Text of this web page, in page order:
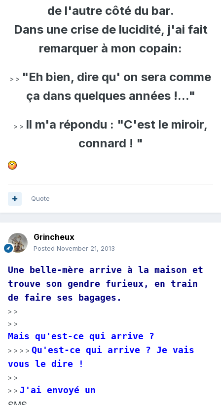
de l'autre côté du bar.
Dans une crise de lucidité, j'ai fait
remarquer à mon copain:
> > "Eh bien, dire qu' on sera comme
ça dans quelques années !..."
> > Il m'a répondu : "C'est le miroir,
connard ! "
Quote
Grincheux
Posted November 21, 2013
Une belle-mère arrive à la maison et
trouve son gendre furieux, en train
de faire ses bagages.
> >
> >
Mais qu'est-ce qui arrive ?
> > > > Qu'est-ce qui arrive ? Je vais
vous le dire !
> >
> > J'ai envoyé un